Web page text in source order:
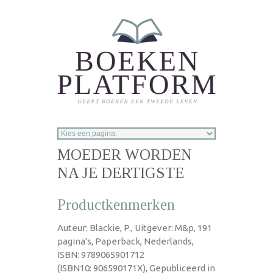
MOEDER WORDEN
NA JE DERTIGSTE
Productkenmerken
Auteur: Blackie, P., Uitgever: M&p, 191
pagina's, Paperback, Nederlands,
ISBN: 9789065901712
(ISBN10: 906590171X), Gepubliceerd in